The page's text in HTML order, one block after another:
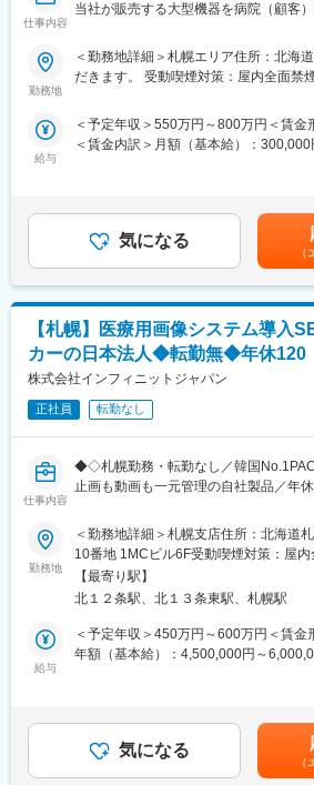
（1）ビッグデータによる精度の高いシ
療計画ソフトウェアにより精度の高い
なり、診断時点で、治療完了に至るま
（2）歯科クリニックのデジタル化
まだアナログな業務が多い歯科クリニ
デジタルで進められるのも大きな特徴
人の手を介在させるよりも誤差を減ら
療を進めることが可能となります。
（3）圧倒的な歯科医師の認知
マウスピース矯正のパイオニアである
から、「マウスピース矯正やクリアア
ライン」という歯科医師の認知ができ
変更の範囲：会社の定める業務
仕事内容
当社が販売する大型機器を病院（顧客
環境整備等）を行い、必要であれば工
コミュニケーションを通して顧客の要
ジェクトを遂行する。
・プロジェクトを通じて顧客満足度を
・顧客の要望に沿ったレイアウト図作
・工事/搬入業者の評価を適時実施し、
う。
・設置工事に関する見積価格の精査を
など
病院への移動のための出張などが発生
■特徴（担当製品製品一例）：
【MRI】GEは超伝導MRIの稼動実績に
界においてもトップシェアを維持し続
【CT】がん診断、核医学、血管撮影な
製品ラインナップを有しています。MRI
を占めています。
■キャリア形成について：
年齢、性別、国籍などに関係なく、新
内公募制度、目標達成度や実績を明確
ル、スキルアップなどの幅広く学びを
ア独自のオンラインラーニングを提供
トアップへの出向、病院経営事務局で
ィットネスクラブ等の割安利用が可能
団体保険制度、無料で各種カウンセリ
勤務地
＜勤務地詳細＞札幌エリア住所：北海
だきます。 受動喫煙対策：屋内全面禁
給与
＜予定年収＞550万円～800万円＜賃金
＜賃金内訳＞月額（基本給）：
目安の金額であり、選考を通じて上下
給(月額)は固定手当を含めた表記です。
気になる
【札幌】医療用画像システム導入
カーの日本法人◆転勤無◆年休120
株式会社インフィニットジャパン
正社員 転勤なし
仕事内容
◆◇札幌勤務・転勤なし／韓国
止画も動画も一元管理の自社製品／
ます。PACSの専門性を高めつつ上流
できる環境です。
今回はPACSリプレイス案件の増加に
のための採用です。
＜具体的な業務＞
・自社PACS・RIS・レポートシステム
・営業と同行し、医療機関への技術説
■サポート体制：
入社後は、本社エンジニアによる製品
勤務地
＜勤務地詳細＞札幌支店住所：北海道
10番地 1MCビル6F受動喫煙対策：屋
社の定める事業所
【最寄り駅】
北１２条駅、北１３条東駅、札幌駅
給与
＜予定年収＞450万円～600万円＜賃金
年額（基本給）：4,500,000円～
給与補足＞・昇給１回/年・営業はイン
までも目安の金額であり、選考を通じ
す。月給(月額)は固定手当を含めた表記
気になる